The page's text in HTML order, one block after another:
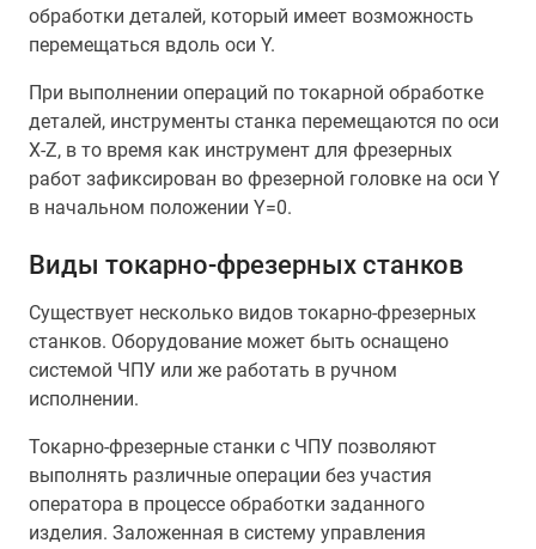
обработки деталей, который имеет возможность
перемещаться вдоль оси Y.
При выполнении операций по токарной обработке
деталей, инструменты станка перемещаются по оси
X-Z, в то время как инструмент для фрезерных
работ зафиксирован во фрезерной головке на оси Y
в начальном положении Y=0.
Виды токарно-фрезерных станков
Существует несколько видов токарно-фрезерных
станков. Оборудование может быть оснащено
системой ЧПУ или же работать в ручном
исполнении.
Токарно-фрезерные станки с ЧПУ позволяют
выполнять различные операции без участия
оператора в процессе обработки заданного
изделия. Заложенная в систему управления